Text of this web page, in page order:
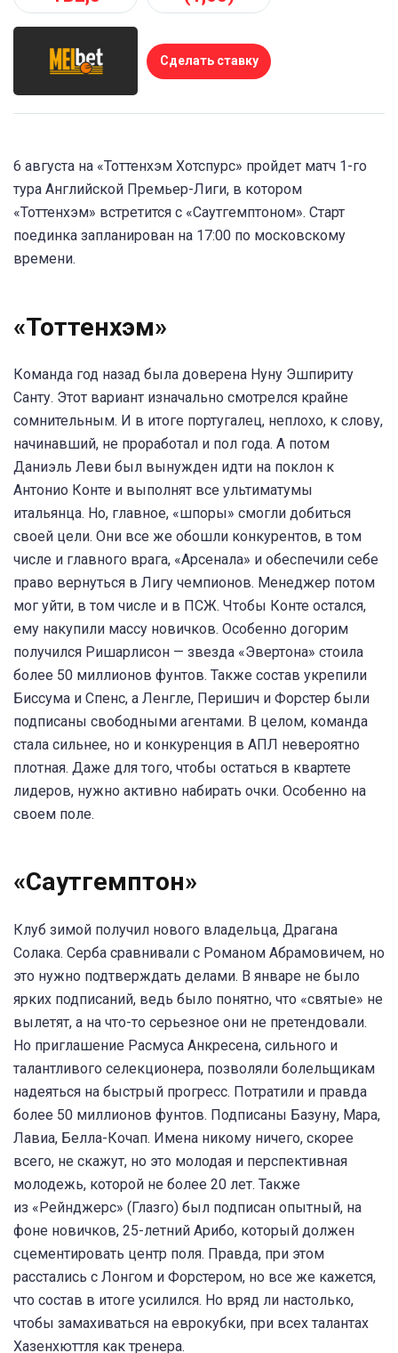
Сделать ставку
6 августа на «Тоттенхэм Хотспурс» пройдет матч 1-го
тура Английской Премьер-Лиги, в котором
«Тоттенхэм» встретится с «Саутгемптоном». Старт
поединка запланирован на 17:00 по московскому
времени.
«Тоттенхэм»
Команда год назад была доверена Нуну Эшпириту
Санту. Этот вариант изначально смотрелся крайне
сомнительным. И в итоге португалец, неплохо, к слову,
начинавший, не проработал и пол года. А потом
Даниэль Леви был вынужден идти на поклон к
Антонио Конте и выполнят все ультиматумы
итальянца. Но, главное, «шпоры» смогли добиться
своей цели. Они все же обошли конкурентов, в том
числе и главного врага, «Арсенала» и обеспечили себе
право вернуться в Лигу чемпионов. Менеджер потом
мог уйти, в том числе и в ПСЖ. Чтобы Конте остался,
ему накупили массу новичков. Особенно догорим
получился Ришарлисон — звезда «Эвертона» стоила
более 50 миллионов фунтов. Также состав укрепили
Биссума и Спенс, а Ленгле, Перишич и Форстер были
подписаны свободными агентами. В целом, команда
стала сильнее, но и конкуренция в АПЛ невероятно
плотная. Даже для того, чтобы остаться в квартете
лидеров, нужно активно набирать очки. Особенно на
своем поле.
«Саутгемптон»
Клуб зимой получил нового владельца, Драгана
Солака. Серба сравнивали с Романом Абрамовичем, но
это нужно подтверждать делами. В январе не было
ярких подписаний, ведь было понятно, что «святые» не
вылетят, а на что-то серьезное они не претендовали.
Но приглашение Расмуса Анкресена, сильного и
талантливого селекционера, позволяли болельщикам
надеяться на быстрый прогресс. Потратили и правда
более 50 миллионов фунтов. Подписаны Базуну, Мара,
Лавиа, Белла-Кочап. Имена никому ничего, скорее
всего, не скажут, но это молодая и перспективная
молодежь, которой не более 20 лет. Также
из «Рейнджерс» (Глазго) был подписан опытный, на
фоне новичков, 25-летний Арибо, который должен
сцементировать центр поля. Правда, при этом
расстались с Лонгом и Форстером, но все же кажется,
что состав в итоге усилился. Но вряд ли настолько,
чтобы замахиваться на еврокубки, при всех талантах
Хазенхюттля как тренера.